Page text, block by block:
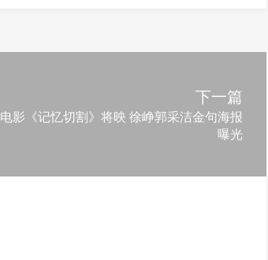
下一篇
电影《记忆切割》将映 徐峥郭采洁金句海报
曝光